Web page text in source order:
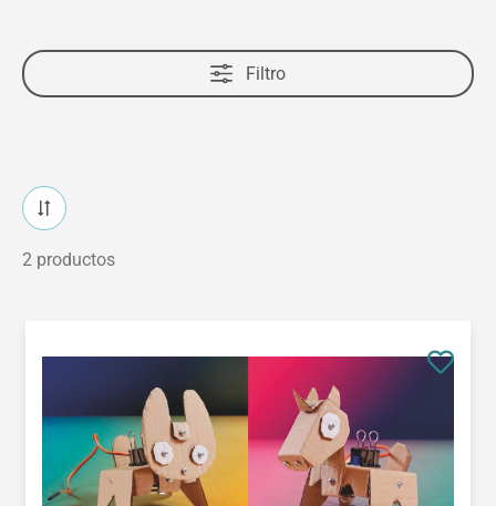
Filtro
2 productos